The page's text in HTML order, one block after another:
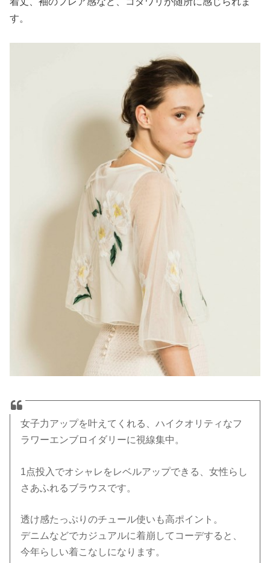
す。
女子力アップを叶えてくれる、ハイクオリティなフ
ラワーエンブロイダリーに視線集中。
1点投入でオシャレをレベルアップできる、女性らし
さあふれるブラウスです。
透け感たっぷりのチュール使いも高ポイント。
デニムなどでカジュアルに着崩してコーデすると、
今年らしい着こなしになります。